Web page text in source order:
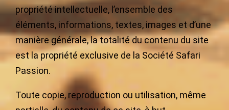
propriété intellectuelle, l’ensemble des
éléments, informations, textes, images et d’une
manière générale, la totalité du contenu du site
est la propriété exclusive de la Société Safari
Passion.
Toute copie, reproduction ou utilisation, même